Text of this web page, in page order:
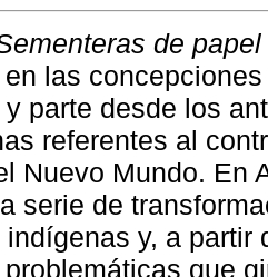
de papel
las
parte desde los
referentes al
Nuevo Mundo. En
serie de
y, a partir
que